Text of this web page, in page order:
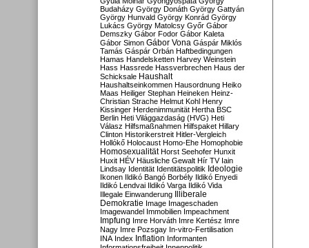
Budaházy György Donáth György Gattyán
György Hunvald György Konrád György
Lukács György Matolcsy Győr Gábor
Demszky Gábor Fodor Gábor Kaleta
Gábor Simon Gábor Vona Gáspár Miklós
Tamás Gáspár Orbán Haftbedingungen
Hamas Handelsketten Harvey Weinstein
Hass Hassrede Hassverbrechen Haus der
Schicksale Haushalt
Haushaltseinkommen Hausordnung Heiko
Maas Heiliger Stephan Heineken Heinz-
Christian Strache Helmut Kohl Henry
Kissinger Herdenimmunität Hertha BSC
Berlin Heti Világgazdaság (HVG) Heti
Válasz Hilfsmaßnahmen Hilfspaket Hillary
Clinton Historikerstreit Hitler-Vergleich
Hollókő Holocaust Homo-Ehe Homophobie
Homosexualität Horst Seehofer Hunxit
Huxit HÉV Häusliche Gewalt Hír TV Iain
Lindsay Identität Identitätspolitik Ideologie
Ikonen Ildikó Bangó Borbély Ildikó Enyedi
Ildikó Lendvai Ildikó Varga Ildikó Vida
Illegale Einwanderung Illiberale
Demokratie Image Imageschaden
Imagewandel Immobilien Impeachment
Impfung Imre Horváth Imre Kertész Imre
Nagy Imre Pozsgay In-vitro-Fertilisation
INA Index Inflation Informanten